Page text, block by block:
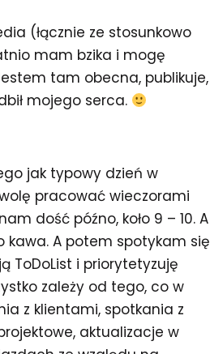
(łącznie ze stosunkowo
mam bzika i mogę
tam obecna, publikuje,
mojego serca.
jak typowy dzień w
pracować wieczorami
dość późno, koło 9 – 10. A
kawa. A potem spotykam się
ToDoList i priorytetyzuję
zależy od tego, co w
z klientami, spotkania z
aktualizacje w